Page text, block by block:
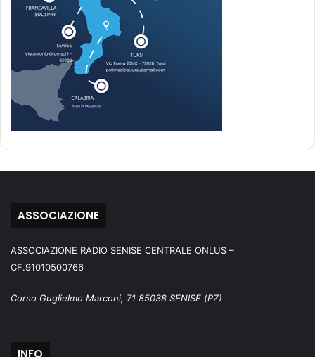
ASSOCIAZIONE
ASSOCIAZIONE RADIO SENISE CENTRALE ONLUS –
CF.91010500766
Corso Guglielmo Marconi, 71 85038 SENISE (PZ)